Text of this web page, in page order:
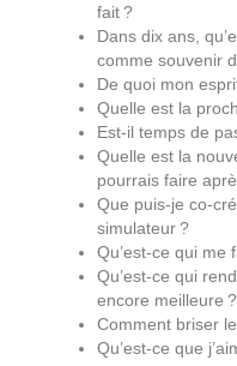
fait ?
Dans dix ans,
comme souvenir
De quoi mon
Quelle est la
Est-il temps de
Quelle est la
pourrais faire
Que puis-je co-
simulateur ?
Qu’est-ce qui me
Qu’est-ce qui
encore meilleure ?
Comment briser le
Qu’est-ce que